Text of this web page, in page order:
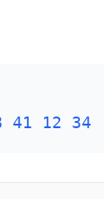
41 12 34